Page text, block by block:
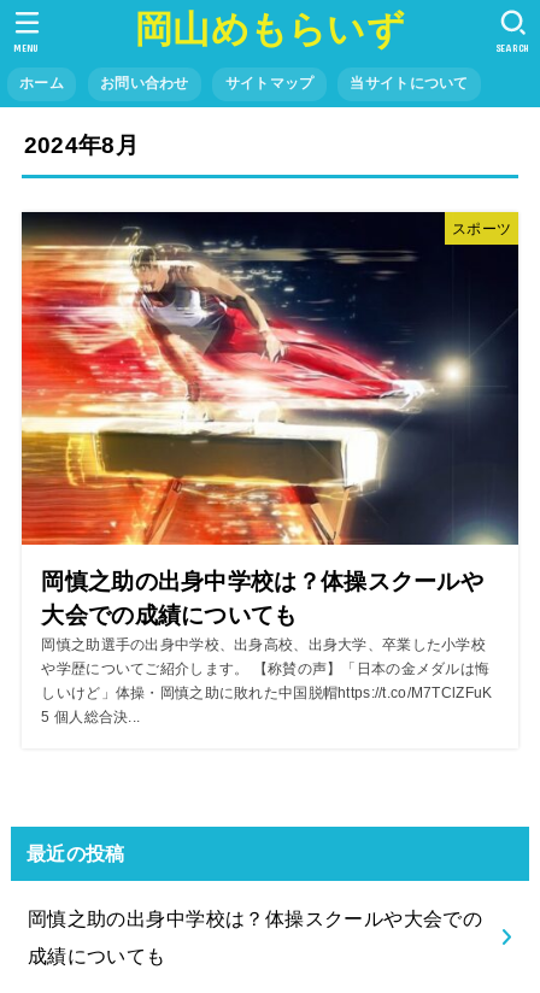
岡山めもらいず
ホーム お問い合わせ サイトマップ 当サイトについて
SEARCH
MENU
2024年8月
スポーツ
岡慎之助の出身中学校は？体操スクールや
大会での成績についても
岡慎之助選手の出身中学校、出身高校、出身大学、卒業した小学校
や学歴についてご紹介します。 【称賛の声】「日本の金メダルは悔
しいけど」体操・岡慎之助に敗れた中国脱帽https://t.co/M7TClZFuK
5 個人総合決...
最近の投稿
岡慎之助の出身中学校は？体操スクールや大会での
成績についても